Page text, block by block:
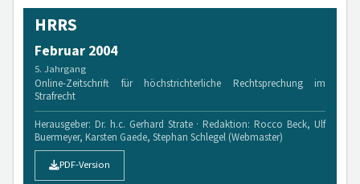
HRRS
Februar 2004
5. Jahrgang
Online-Zeitschrift für höchstrichterliche Rechtsprechung im
Strafrecht
Herausgeber: Dr. h.c. Gerhard Strate · Redaktion: Rocco Beck, Ulf
Buermeyer, Karsten Gaede, Stephan Schlegel (Webmaster)
PDF-Version